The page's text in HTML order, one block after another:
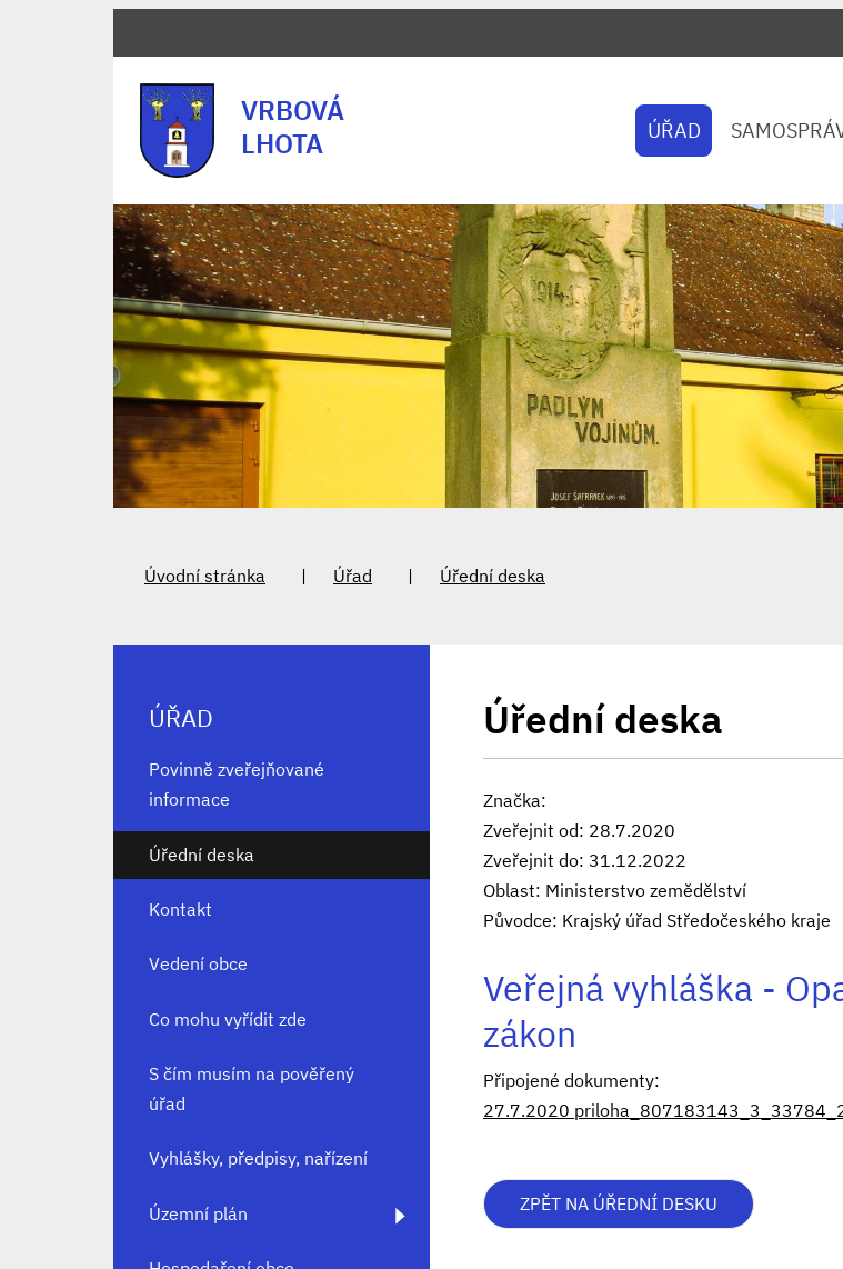
VRBOVÁ
LHOTA
ÚŘAD
Úvodní stránka Úřad Úřední deska
Úřední deska
Značka:
Zveřejnit od: 28.7.2020
Zveřejnit do: 31.12.2022
Oblast: Ministerstvo zemědělství
Původce: Krajský úřad Středočeského kraje
Veřejná vyhláška -
zákon
Připojené dokumenty:
27.7.2020
ZPĚT NA ÚŘEDNÍ DESKU
ÚŘAD
Povinně zveřejňované
informace
Úřední deska
Kontakt
Vedení obce
Co mohu vyřídit zde
S čím musím na pověřený
úřad
Vyhlášky, předpisy, nařízení
Územní plán